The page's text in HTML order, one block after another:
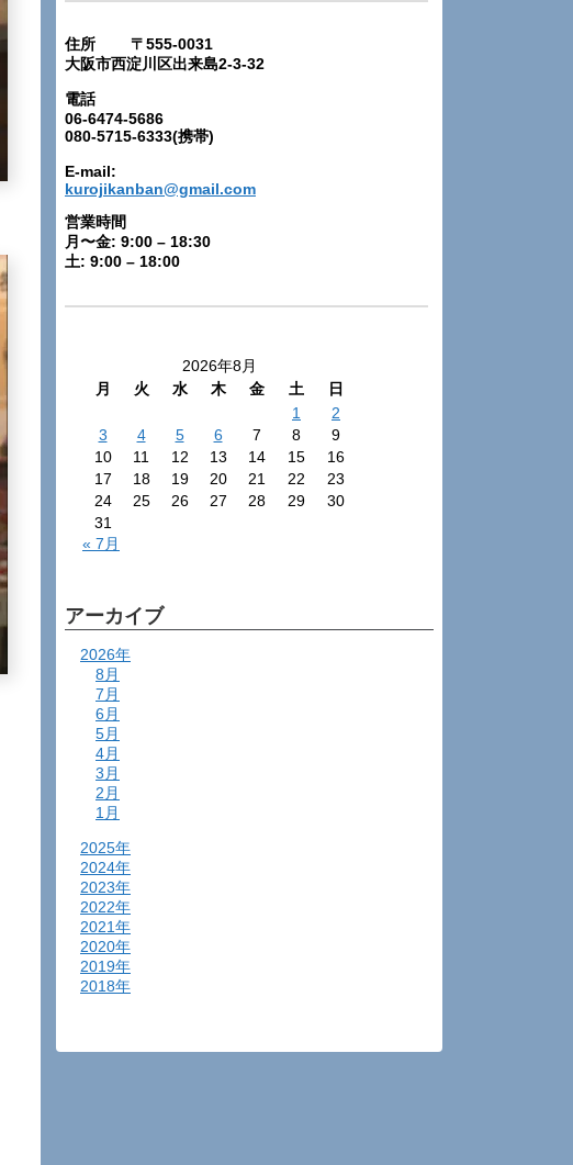
住所 〒555-0031
大阪市西淀川区出来島2-3-32
電話
06-6474-5686
080-5715-6333(携帯)
E-mail:
kurojikanban@gmail.com
営業時間
月〜金: 9:00 – 18:30
土: 9:00 – 18:00
2026年8月
月
火 水 木 金 土
日
1
2
3
4 5 6 7 8
9
10
11 12 13 14 15
16
17
18 19 20 21 22
23
24
25 26 27 28 29
30
31
« 7月
アーカイブ
2026年
8月
7月
6月
5月
4月
3月
2月
1月
2025年
2024年
2023年
2022年
2021年
2020年
2019年
2018年